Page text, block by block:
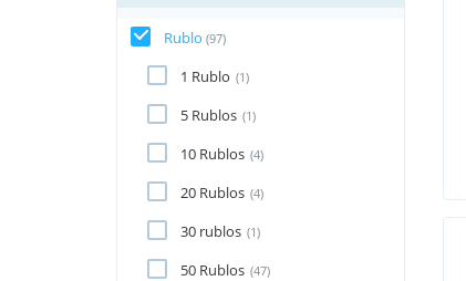
Rublo (97)
1 Rublo (1)
5 Rublos (1)
10 Rublos (4)
20 Rublos (4)
30 rublos (1)
50 Rublos (47)